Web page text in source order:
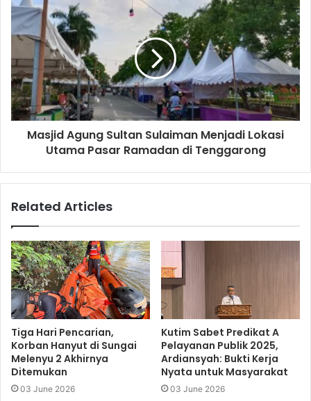
Masjid Agung Sultan Sulaiman Menjadi Lokasi
Utama Pasar Ramadan di Tenggarong
Related Articles
Tiga Hari Pencarian,
Korban Hanyut di Sungai
Melenyu 2 Akhirnya
Ditemukan
03 June 2026
Kutim Sabet Predikat A
Pelayanan Publik 2025,
Ardiansyah: Bukti Kerja
Nyata untuk Masyarakat
03 June 2026